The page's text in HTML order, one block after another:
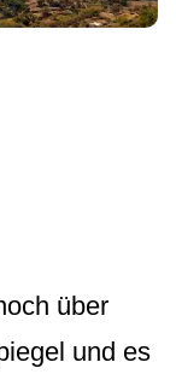
über
und es